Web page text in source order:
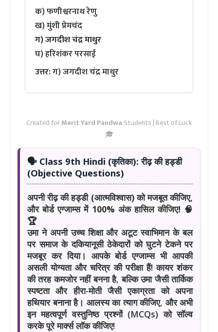
क) फणीश्वरनाथ रेणु
ख) मुंशी प्रेमचंद
ग) जगदीश चंद्र माथुर
घ) हरिशंकर परसाई
उत्तर:ग) जगदीश चंद्र माथुर
Created forMerit Yard Pandwa Students | Best of Luck
🎓
🗣️ Class 9th Hindi (कृतिका): रीढ़ की हड्डी
(Objective Questions)
अपनी रीढ़ की हड्डी (आत्मविश्वास) को मजबूत कीजिए,
और बोर्ड एग्जाम्स में 100% अंक हासिल कीजिए! 🧠
🏆
उमा ने अपनी उच्च शिक्षा और अटूट स्वाभिमान के बल
पर समाज के दकियानूसी ठेकेदारों को घुटने टेकने पर
मजबूर कर दिया। आपके बोर्ड एग्जाम्स भी आपकी
असली योग्यता और चरित्र की परीक्षा हैं! कायर शंकर
की तरह कमजोर नहीं बनना है, बल्कि उमा जैसी तार्किक
स्पष्टता और हीरा-मोती जैसी एकाग्रता को अपना
हथियार बनाना है। आलस्य का त्याग कीजिए, और अभी
इन महत्वपूर्ण वस्तुनिष्ठ प्रश्नों (MCQs) को सॉल्व
करके पूरे मार्क्स लॉक कीजिए!